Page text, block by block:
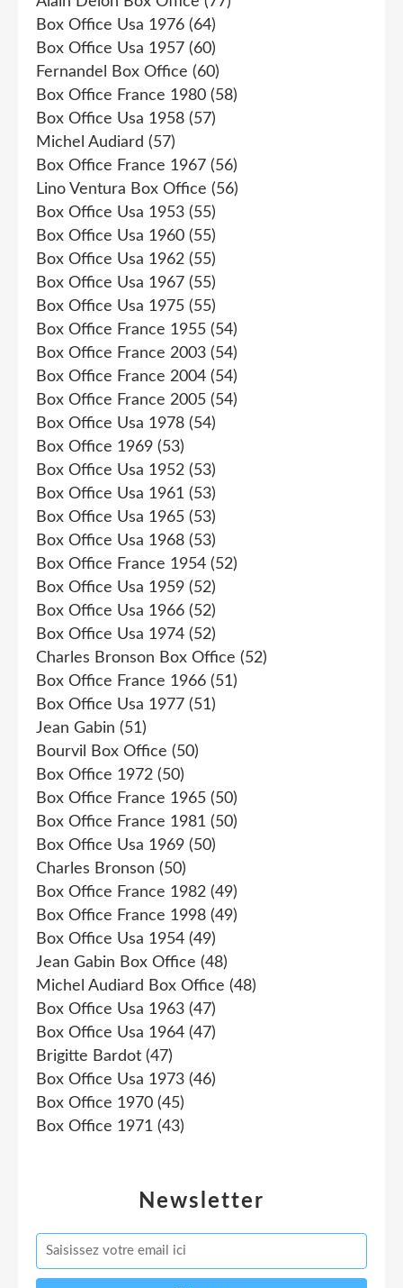
Newsletter
Box Office Usa 1976 (64)
Box Office Usa 1957 (60)
Fernandel Box Office (60)
Box Office France 1980 (58)
Box Office Usa 1958 (57)
Michel Audiard (57)
Box Office France 1967 (56)
Lino Ventura Box Office (56)
Box Office Usa 1953 (55)
Box Office Usa 1960 (55)
Box Office Usa 1962 (55)
Box Office Usa 1967 (55)
Box Office Usa 1975 (55)
Box Office France 1955 (54)
Box Office France 2003 (54)
Box Office France 2004 (54)
Box Office France 2005 (54)
Box Office Usa 1978 (54)
Box Office 1969 (53)
Box Office Usa 1952 (53)
Box Office Usa 1961 (53)
Box Office Usa 1965 (53)
Box Office Usa 1968 (53)
Box Office France 1954 (52)
Box Office Usa 1959 (52)
Box Office Usa 1966 (52)
Box Office Usa 1974 (52)
Charles Bronson Box Office (52)
Box Office France 1966 (51)
Box Office Usa 1977 (51)
Jean Gabin (51)
Bourvil Box Office (50)
Box Office 1972 (50)
Box Office France 1965 (50)
Box Office France 1981 (50)
Box Office Usa 1969 (50)
Charles Bronson (50)
Box Office France 1982 (49)
Box Office France 1998 (49)
Box Office Usa 1954 (49)
Jean Gabin Box Office (48)
Michel Audiard Box Office (48)
Box Office Usa 1963 (47)
Box Office Usa 1964 (47)
Brigitte Bardot (47)
Box Office Usa 1973 (46)
Box Office 1970 (45)
Box Office 1971 (43)